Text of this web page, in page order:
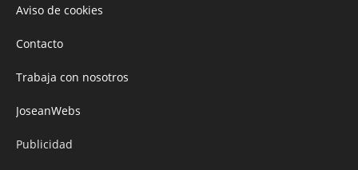
Aviso de cookies
Contacto
Trabaja con nosotros
JoseanWebs
Publicidad